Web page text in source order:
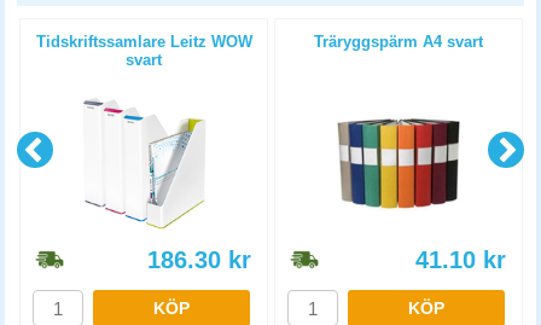
Tidskriftssamlare Leitz WOW
svart
186.30 kr
KÖP
Träryggspärm A4 svart
41.10 kr
KÖP